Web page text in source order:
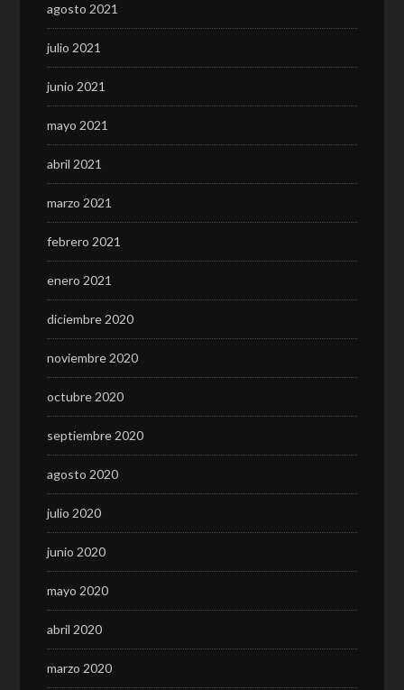
agosto 2021
julio 2021
junio 2021
mayo 2021
abril 2021
marzo 2021
febrero 2021
enero 2021
diciembre 2020
noviembre 2020
octubre 2020
septiembre 2020
agosto 2020
julio 2020
junio 2020
mayo 2020
abril 2020
marzo 2020